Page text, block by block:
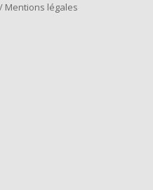
Mentions légales